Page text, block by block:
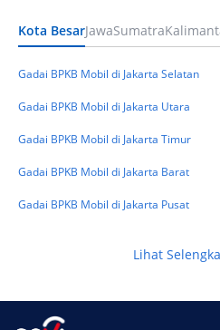
Keuangan
Masuk BI Checking?
Kota BesarJawaSumatra
Gadai BPKB Mobil di Jakarta Selatan
Gadai BPKB Mobil di Jakarta Utara
Gadai BPKB Mobil di Jakarta Timur
Gadai BPKB Mobil di Jakarta Barat
Gadai BPKB Mobil di Jakarta Pusat
Lihat